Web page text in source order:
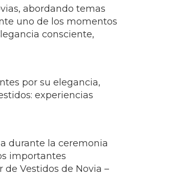
Vistiendo
la autenticidad y la
abordando temas
uno de los momentos
consciente,